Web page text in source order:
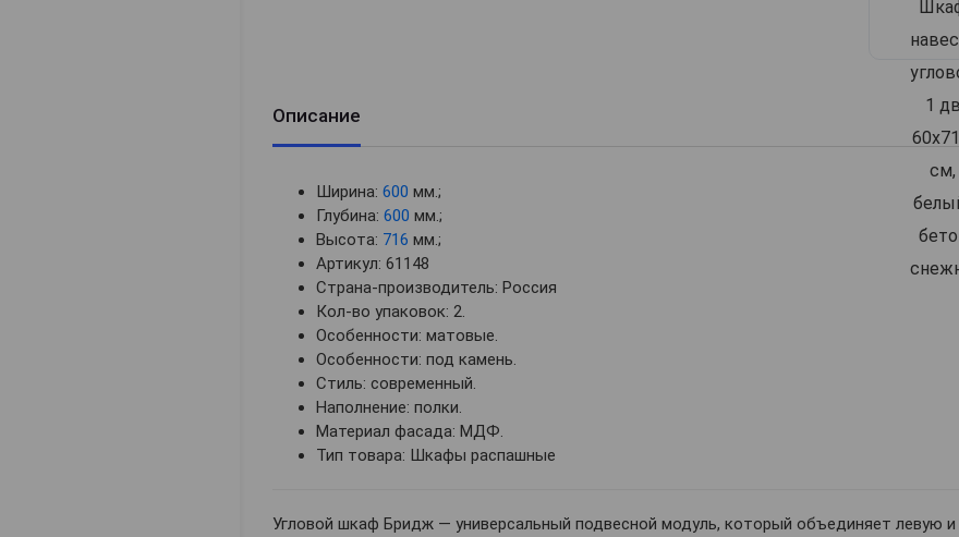
Описание
Ширина: 600 мм.;
Глубина: 600 мм.;
Высота: 716 мм.;
Артикул: 61148
Страна-производитель: Россия
Кол-во упаковок: 2.
Особенности: матовые.
Особенности: под камень.
Стиль: современный.
Наполнение: полки.
Материал фасада: МДФ.
Тип товара: Шкафы распашные
Угловой шкаф Бридж — универсальный подвесной модуль, который объединяет левую и